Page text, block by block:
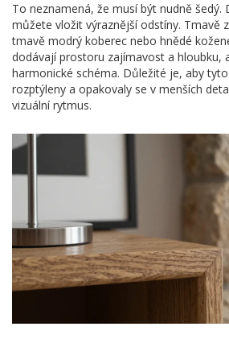
To neznamená, že musí být nudně šedý.
můžete vložit výraznější odstíny. Tmavě
tmavě modrý koberec nebo hnědé
dodávají prostoru zajímavost a hloubku,
harmonické schéma. Důležité je, aby
rozptýleny a opakovaly se v menších
vizuální rytmus.